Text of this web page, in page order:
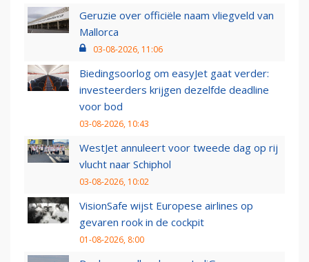
Geruzie over officiële naam vliegveld van
Mallorca
03-08-2026, 11:06
Biedingsoorlog om easyJet gaat verder:
investeerders krijgen dezelfde deadline
voor bod
03-08-2026, 10:43
WestJet annuleert voor tweede dag op rij
vlucht naar Schiphol
03-08-2026, 10:02
VisionSafe wijst Europese airlines op
gevaren rook in de cockpit
01-08-2026, 8:00